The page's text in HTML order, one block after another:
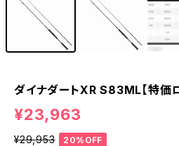
ダイナダートXR S83ML【特価ロ
¥23,963
¥29,953 20%OFF